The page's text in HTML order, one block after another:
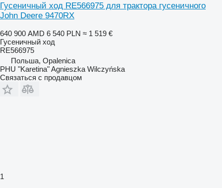
Гусеничный ход RE566975 для трактора гусеничного
John Deere 9470RX
640 900 AMD 6 540 PLN ≈ 1 519 €
Гусеничный ход
RE566975
Польша, Opalenica
PHU "Karetina" Agnieszka Wilczyńska
Связаться с продавцом
1